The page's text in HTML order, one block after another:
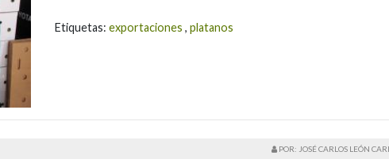
Etiquetas: exportaciones , platanos
POR: JOSÉ CARLOS LEÓN